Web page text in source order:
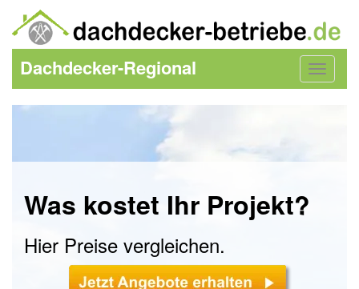
Toggle
Dachdecker-Regional
Was kostet Ihr Projekt?
Hier Preise vergleichen.